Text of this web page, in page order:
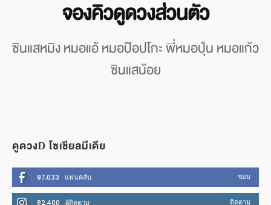
จองคิวดูดวงส่วนตัว
ซินแสหมิง หมอแอ้ หมอป๊อปโกะ พี่หมอปุ่น หมอแก้ว
ซินแสน้อย
ดูดวงD โซเชียลมีเดีย
97,033 แฟนคลับ ชอบ
82,400 ผู้ติดตาม ติดตาม